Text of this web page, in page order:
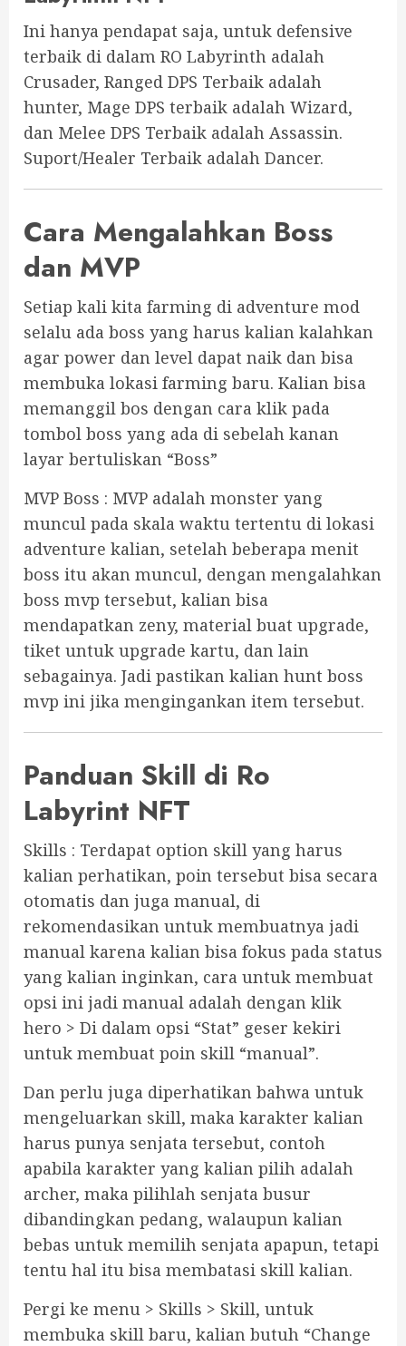
Ini hanya pendapat saja, untuk defensive
terbaik di dalam RO Labyrinth adalah
Crusader, Ranged DPS Terbaik adalah
hunter, Mage DPS terbaik adalah Wizard,
dan Melee DPS Terbaik adalah Assassin.
Suport/Healer Terbaik adalah Dancer.
Cara Mengalahkan Boss
dan MVP
Setiap kali kita farming di adventure mod
selalu ada boss yang harus kalian kalahkan
agar power dan level dapat naik dan bisa
membuka lokasi farming baru. Kalian bisa
memanggil bos dengan cara klik pada
tombol boss yang ada di sebelah kanan
layar bertuliskan “Boss”
MVP Boss : MVP adalah monster yang
muncul pada skala waktu tertentu di lokasi
adventure kalian, setelah beberapa menit
boss itu akan muncul, dengan mengalahkan
boss mvp tersebut, kalian bisa
mendapatkan zeny, material buat upgrade,
tiket untuk upgrade kartu, dan lain
sebagainya. Jadi pastikan kalian hunt boss
mvp ini jika mengingankan item tersebut.
Panduan Skill di Ro
Labyrint NFT
Skills : Terdapat option skill yang harus
kalian perhatikan, poin tersebut bisa secara
otomatis dan juga manual, di
rekomendasikan untuk membuatnya jadi
manual karena kalian bisa fokus pada status
yang kalian inginkan, cara untuk membuat
opsi ini jadi manual adalah dengan klik
hero > Di dalam opsi “Stat” geser kekiri
untuk membuat poin skill “manual”.
Dan perlu juga diperhatikan bahwa untuk
mengeluarkan skill, maka karakter kalian
harus punya senjata tersebut, contoh
apabila karakter yang kalian pilih adalah
archer, maka pilihlah senjata busur
dibandingkan pedang, walaupun kalian
bebas untuk memilih senjata apapun, tetapi
tentu hal itu bisa membatasi skill kalian.
Pergi ke menu > Skills > Skill, untuk
membuka skill baru, kalian butuh “Change